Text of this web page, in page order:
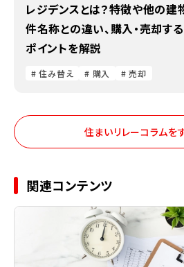
レジデンスとは？特徴や他の建
件名称との違い、購入・売却す
ポイントを解説
# 住み替え # 購入 # 売却
住まいリレーコラムを
関連コンテンツ